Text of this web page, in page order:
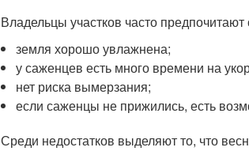
Владельцы участков часто
земля хорошо увлажнена;
у саженцев есть много времени на
нет риска вымерзания;
если саженцы не прижились, есть
Среди недостатков выделяют то, что